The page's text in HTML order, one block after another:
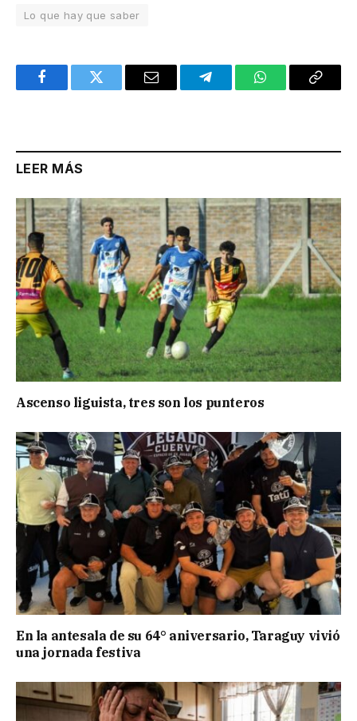
Lo que hay que saber
FacebookTwitter Email TelegramWhatsAppCopy
LEER MÁS
Ascenso liguista, tres son los punteros
En la antesala de su 64° aniversario, Taraguy vivió
una jornada festiva